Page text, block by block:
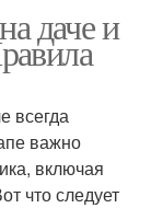
даче и
всегда
важно
включая
что следует